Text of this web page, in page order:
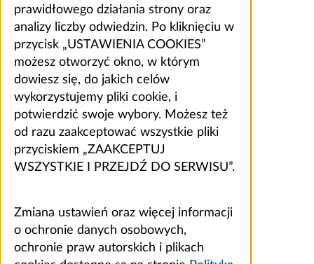
prawidłowego działania strony oraz
analizy liczby odwiedzin. Po kliknięciu w
przycisk „USTAWIENIA COOKIES”
możesz otworzyć okno, w którym
dowiesz się, do jakich celów
wykorzystujemy pliki cookie, i
potwierdzić swoje wybory. Możesz też
od razu zaakceptować wszystkie pliki
przyciskiem „ZAAKCEPTUJ
WSZYSTKIE I PRZEJDŹ DO SERWISU”.
Zmiana ustawień oraz więcej informacji
o ochronie danych osobowych,
ochronie praw autorskich i plikach